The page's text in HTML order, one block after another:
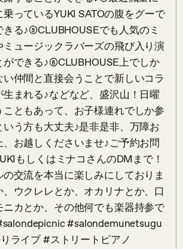
っているYUKI SATOの腹をグーで
きる♪⑤CLUBHOUSEでも人気のミ
ミュージックラバーズの飛び入り演
ができる♪⑥CLUBHOUSE上でしか
仲間と直接会うことで新しいコラ
まれる♪などなど、盛沢山！日曜
こともあって、お子様連れでしか参
いう方も大丈夫♪是非是非、万障お
お越しくださいませ♪ご予約お問
もしくはミナコさんのDMまで！
交流を本当に楽しみにしておりま
ウクレレとか、オカリナとか、口
カとか、その他何でも楽器持参で
#salondemunetsugu
ライブ #ストリートピアノ